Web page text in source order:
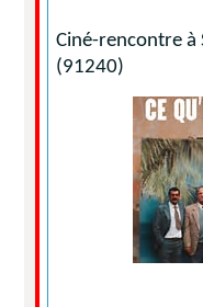
Ciné-rencontre à
(91240)